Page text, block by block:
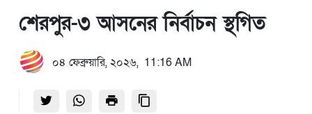
শেরপুর-৩ আসনের নির্বাচন স্থগিত
০৪ ফেব্রুয়ারি, ২০২৬, 11:16 AM